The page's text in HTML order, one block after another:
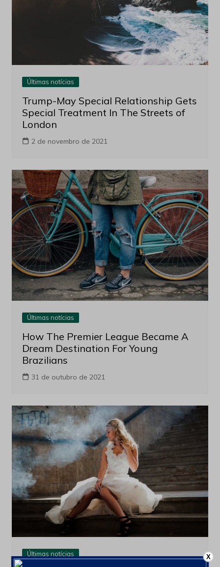
Últimas notícias
Trump-May Special Relationship Gets
Special Treatment In The Streets of
London
2 de novembro de 2021
Últimas notícias
How The Premier League Became A
Dream Destination For Young
Brazilians
31 de outubro de 2021
Últimas notícias X